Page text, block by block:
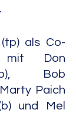
als Co-
mit Don
Bob
Paich
und Mel